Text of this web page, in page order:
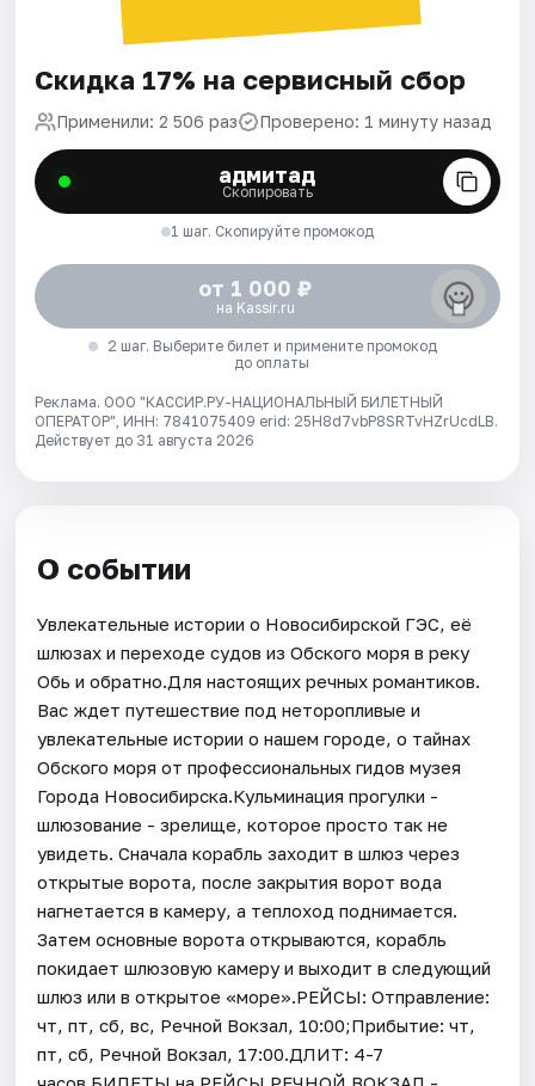
Скидка 17% на сервисный сбор
Применили: 2 506 раз Проверено: 1 минуту назад
адмитад
Скопировать
1 шаг. Скопируйте промокод
от 1 000 ₽
на Kassir.ru
2 шаг. Выберите билет и примените промокод
до оплаты
Реклама. ООО "КАССИР.РУ-НАЦИОНАЛЬНЫЙ БИЛЕТНЫЙ
ОПЕРАТОР", ИНН: 7841075409 erid: 25H8d7vbP8SRTvHZrUcdLB.
Действует до 31 августа 2026
О событии
Увлекательные истории о Новосибирской ГЭС, её
шлюзах и переходе судов из Обского моря в реку
Обь и обратно.Для настоящих речных романтиков.
Вас ждет путешествие под неторопливые и
увлекательные истории о нашем городе, о тайнах
Обского моря от профессиональных гидов музея
Города Новосибирска.Кульминация прогулки -
шлюзование - зрелище, которое просто так не
увидеть. Сначала корабль заходит в шлюз через
открытые ворота, после закрытия ворот вода
нагнетается в камеру, а теплоход поднимается.
Затем основные ворота открываются, корабль
покидает шлюзовую камеру и выходит в следующий
шлюз или в открытое «море».РЕЙСЫ: Отправление:
чт, пт, сб, вс, Речной Вокзал, 10:00;Прибытие: чт,
пт, сб, Речной Вокзал, 17:00.ДЛИТ: 4-7